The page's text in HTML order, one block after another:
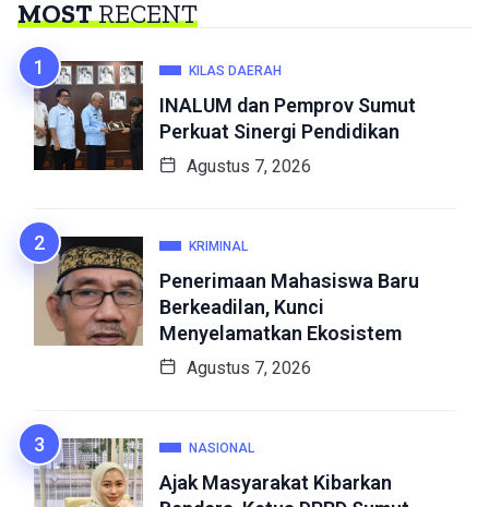
MOSTRECENT
KILAS DAERAH
INALUM dan Pemprov Sumut
Perkuat Sinergi Pendidikan
Agustus 7, 2026
KRIMINAL
Penerimaan Mahasiswa Baru
Berkeadilan, Kunci
Menyelamatkan Ekosistem
Agustus 7, 2026
NASIONAL
Ajak Masyarakat Kibarkan